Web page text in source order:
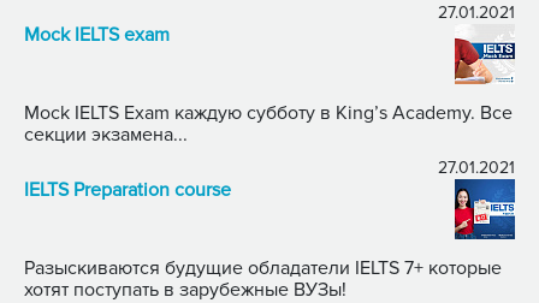
27.01.2021
Mock IELTS exam
Mock IELTS Exam каждую субботу в King’s Academy. Все
секции экзамена...
27.01.2021
IELTS Preparation course
Разыскиваются будущие обладатели IELTS 7+ которые
хотят поступать в зарубежные ВУЗы!